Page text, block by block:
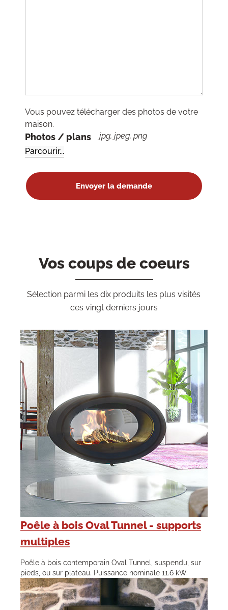
Vous pouvez télécharger des photos de votre
maison.
Photos / plans jpg, jpeg, png
Vos coups de coeurs
Sélection parmi les dix produits les plus visités
ces vingt derniers jours
Poêle à bois Oval Tunnel - supports
multiples
Poêle à bois contemporain Oval Tunnel, suspendu, sur
pieds, ou sur plateau. Puissance nominale 11.6 kW.